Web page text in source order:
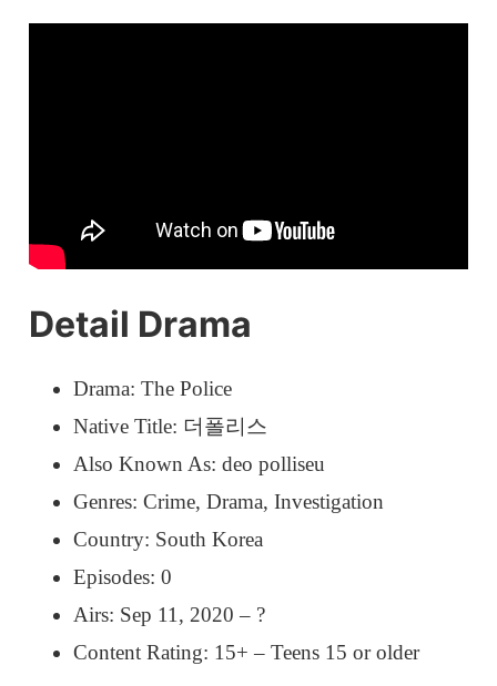
Detail Drama
Drama: The Police
Native Title: 더폴리스
Also Known As: deo polliseu
Genres: Crime, Drama, Investigation
Country: South Korea
Episodes: 0
Airs: Sep 11, 2020 – ?
Content Rating: 15+ – Teens 15 or older